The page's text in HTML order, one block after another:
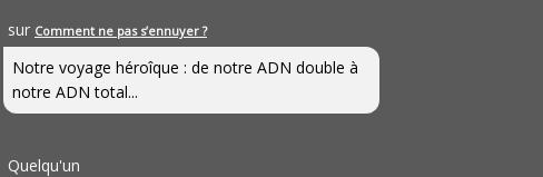
sur Comment ne pas s’ennuyer ?
Notre voyage héroîque : de notre ADN double à
notre ADN total...
Quelqu'un